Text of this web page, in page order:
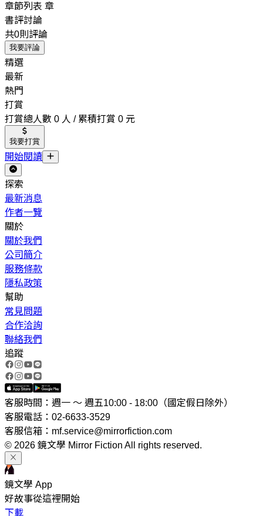
章節列表 章
書評討論
共0則評論
我要評論
精選
最新
熱門
打賞
打賞總人數 0 人 / 累積打賞 0 元
我要打賞
開始閱讀
探索
最新消息
作者一覽
關於
關於我們
公司簡介
服務條款
隱私政策
幫助
常見問題
合作洽詢
聯絡我們
追蹤
客服時間：週一 ～ 週五10:00 - 18:00（國定假日除外）
客服電話：02-6633-3529
客服信箱：mf.service@mirrorfiction.com
© 2026 鏡文學 Mirror Fiction All rights reserved.
鏡文學 App
好故事從這裡開始
下載